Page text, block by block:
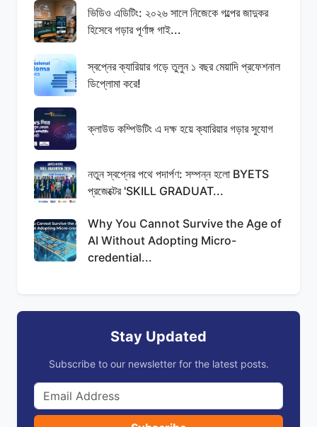
ভিডিও এডিটিং: ২০২৬ সালে নিজেকে গল্পের জাদুকর
হিসেবে গড়ার পূর্ণাঙ্গ গাই...
স্বপ্নের ক্যারিয়ার গড়ে তুলুন ১ বছর মেয়াদি প্রফেশনাল
ডিপ্লোমা করে!
ক্লাউড কম্পিউটিং এ দক্ষ হয়ে ক্যারিয়ার গড়ার সুযোগ
নতুন স্বপ্নের পথে পদার্পণ: সম্পন্ন হলো BYETS
প্রজেক্টের 'SKILL GRADUAT...
Why You Cannot Survive the Age of
AI Without Adopting Micro-
credential...
Stay Updated
Subscribe to our newsletter for the latest posts.